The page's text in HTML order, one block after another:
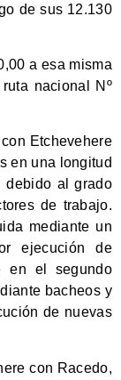
de sus 12.130
a esa misma
nacional Nº
Etchevehere
en una longitud
debido al grado
de trabajo.
mediante un
ejecución de
en el segundo
bacheos y
de nuevas
con Racedo,